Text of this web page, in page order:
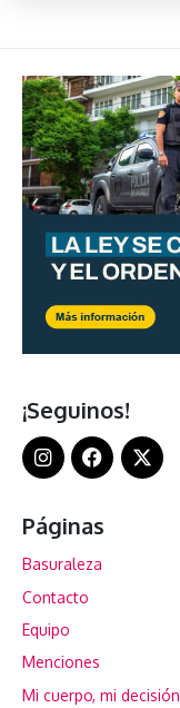
¡Seguinos!
Páginas
Basuraleza
Contacto
Equipo
Menciones
Mi cuerpo, mi decisión